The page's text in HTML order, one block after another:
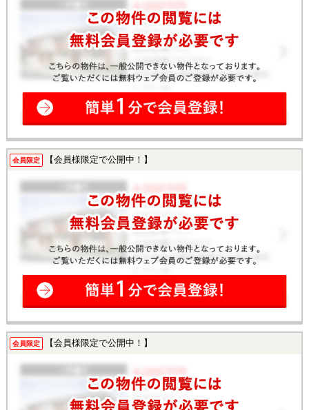
会員限定 【会員様限定で公開中！】
会員限定 【会員様限定で公開中！】